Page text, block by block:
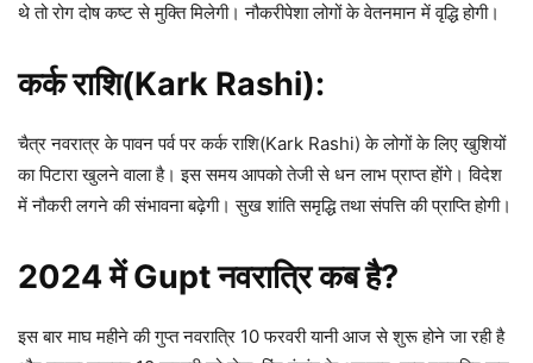
थे तो रोग दोष कष्ट से मुक्ति मिलेगी। नौकरीपेशा लोगों के वेतनमान में वृद्धि होगी।
कर्क राशि(Kark Rashi):
चैत्र नवरात्र के पावन पर्व पर कर्क राशि(Kark Rashi) के लोगों के लिए खुशियों
का पिटारा खुलने वाला है। इस समय आपको तेजी से धन लाभ प्राप्त होंगे। विदेश
में नौकरी लगने की संभावना बढ़ेगी। सुख शांति समृद्धि तथा संपत्ति की प्राप्ति होगी।
2024 में Gupt नवरात्रि कब है?
इस बार माघ महीने की गुप्त नवरात्रि 10 फरवरी यानी आज से शुरू होने जा रही है